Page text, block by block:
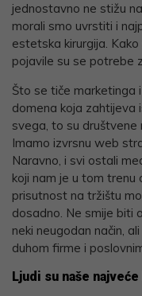
jednostavno ne stižu
morali smo uvrstiti i
estetska kirurgija.
pojavile su se potrebe
Što se tiče marketinga
domena koja zahtijeva
svega, to su
Imamo izvrsnu web
Naravno, i svi ostali
koji nam je u tom trenu
prisutnost na tržištu
dosadno. Ne smije biti
neki neugodan način,
duhom firme i
Ljudi su naše